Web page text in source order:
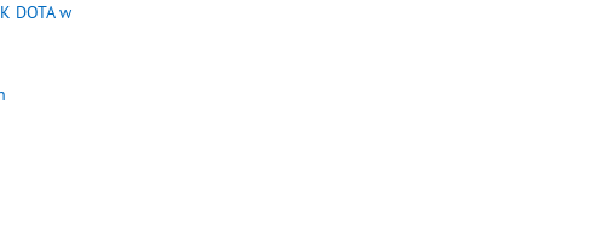
DOTA w